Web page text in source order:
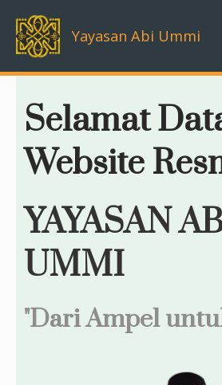
content
Yayasan Abi Ummi
Selamat
Website
YAYASAN
UMMI
"Dari Ampel